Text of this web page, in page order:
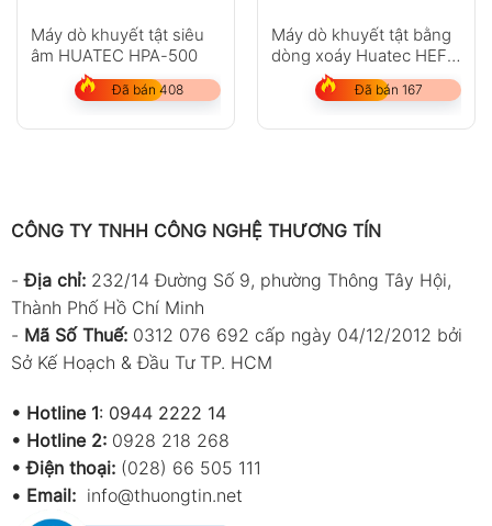
Máy dò khuyết tật siêu
âm HUATEC HPA-500
Đã bán 408
Máy dò khuyết tật bằng
dòng xoáy Huatec HEF-
Đã bán 167
CÔNG TY TNHH CÔNG NGHỆ THƯƠNG TÍN
-Địa chỉ: 232/14 Đường Số 9, phường Thông Tây Hội,
Thành Phố Hồ Chí Minh
- Mã Số Thuế: 0312 076 692 cấp ngày 04/12/2012 bởi
Sở Kế Hoạch & Đầu Tư TP. HCM
• Hotline 1: 0944 2222 14
• Hotline 2: 0928 218 268
• Điện thoại: (028) 66 505 111
• Email: info@thuongtin.net